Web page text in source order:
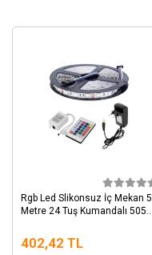
Rgb Led Slikonsuz İç Mekan 5
Metre 24 Tuş Kumandalı 5050
402,42 TL